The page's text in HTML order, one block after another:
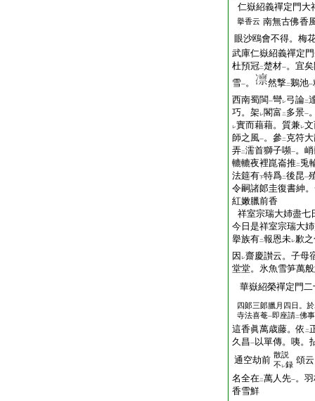
仁嶽紹義禪定門大
擧香云 南無古佛香
眼沙鴎會不得。梅
武庫仁嶽紹義禪定
杜預冠二楚材一。宜
雪一。 然撃二鵝池一
西南蜀閩一彎レ弓論二
巧。架レ閣富 二 多景一
レ實而藉藉。質兼レ
師之風一。參二克符
弄二濡首獅子嚬一。
轆轆夜裡崑崙推二 兎
法筵有下特爲二後昆一
令嗣諸郞圭復書紳
紅嫩臘前香
祥室宗瑞大姉盡七
今日是祥室宗瑞大
擧族有二報恩未レ歉
因 レ齋慶讃云。子母
堂堂。氷魚雪笋萬
華嶽紹榮禪定門
四郞三郞臘月四日。於
寺法喜菴一即座請二佛事
這香眞萬歳藤。依 二
久昌一 以單傳。咦。
通空劫前 散説
不 レ録 頌
名全在二萬人先一。
香雪鮮